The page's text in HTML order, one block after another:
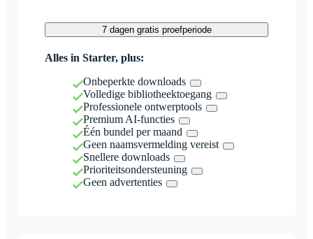
7 dagen gratis proefperiode
Alles in Starter, plus:
Onbeperkte downloads
Volledige bibliotheektoegang
Professionele ontwerptools
Premium AI-functies
Één bundel per maand
Geen naamsvermelding vereist
Snellere downloads
Prioriteitsondersteuning
Geen advertenties